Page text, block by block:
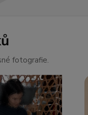
fotografie.